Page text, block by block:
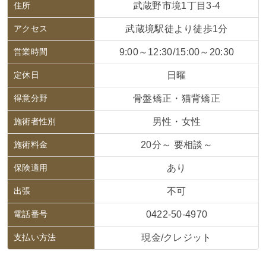
住所 武蔵野市境1丁目3-4
アクセス 武蔵境駅徒より徒歩1分
営業時間 9:00～12:30/15:00～20:30
定休日 日曜
得意分野 骨盤矯正・猫背矯正
施術者性別 男性・女性
施術料金 20分～ 要相談～
保険適用 あり
出張 不可
電話番号 0422-50-4970
支払い方法 現金/クレジット